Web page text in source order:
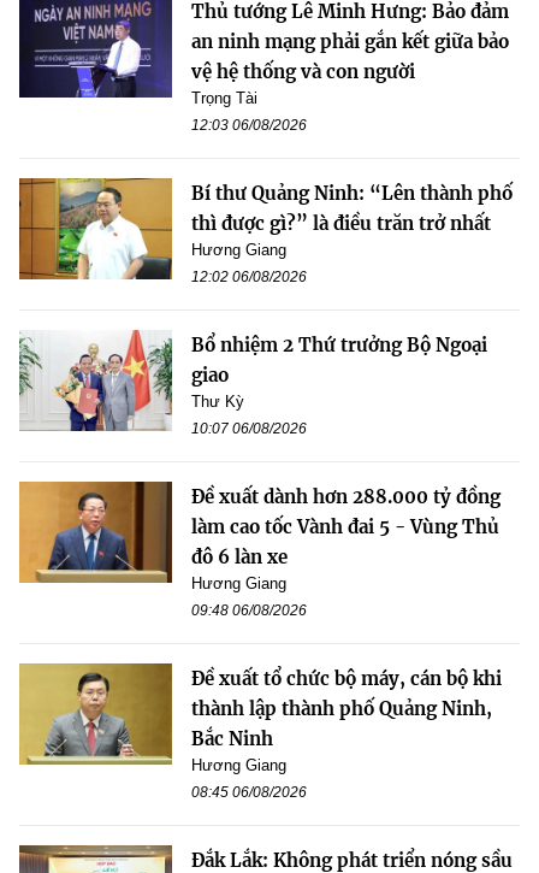
Thủ tướng Lê Minh Hưng: Bảo đảm
an ninh mạng phải gắn kết giữa bảo
vệ hệ thống và con người
Trọng Tài
12:03 06/08/2026
Bí thư Quảng Ninh: “Lên thành phố
thì được gì?” là điều trăn trở nhất
Hương Giang
12:02 06/08/2026
Bổ nhiệm 2 Thứ trưởng Bộ Ngoại
giao
Thư Kỳ
10:07 06/08/2026
Đề xuất dành hơn 288.000 tỷ đồng
làm cao tốc Vành đai 5 - Vùng Thủ
đô 6 làn xe
Hương Giang
09:48 06/08/2026
Đề xuất tổ chức bộ máy, cán bộ khi
thành lập thành phố Quảng Ninh,
Bắc Ninh
Hương Giang
08:45 06/08/2026
Đắk Lắk: Không phát triển nóng sầu